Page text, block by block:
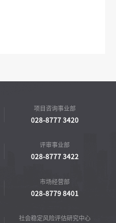
项目咨询事业部
028-8777 3420
评审事业部
028-8777 3422
市场经营部
028-8779 8401
社会稳定风险评估研究中心